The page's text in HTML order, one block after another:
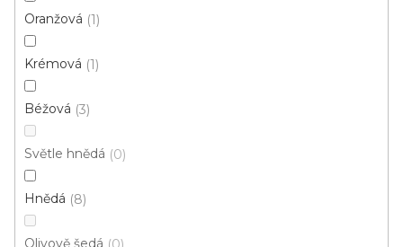
Oranžová 1
Krémová 1
Béžová 3
Světle hnědá 0
Hnědá 8
Olivově šedá